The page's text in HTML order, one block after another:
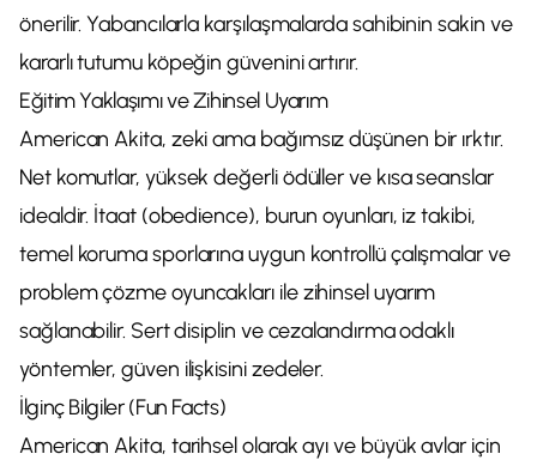
önerilir. Yabancılarla karşılaşmalarda sahibinin sakin ve
kararlı tutumu köpeğin güvenini artırır.
Eğitim Yaklaşımı ve Zihinsel Uyarım
American Akita, zeki ama bağımsız düşünen bir ırktır.
Net komutlar, yüksek değerli ödüller ve kısa seanslar
idealdir. İtaat (obedience), burun oyunları, iz takibi,
temel koruma sporlarına uygun kontrollü çalışmalar ve
problem çözme oyuncakları ile zihinsel uyarım
sağlanabilir. Sert disiplin ve cezalandırma odaklı
yöntemler, güven ilişkisini zedeler.
İlginç Bilgiler (Fun Facts)
American Akita, tarihsel olarak ayı ve büyük avlar için